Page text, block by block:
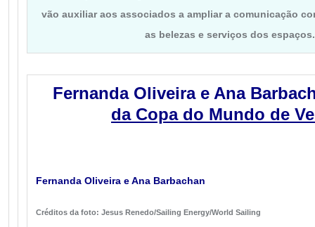
vão auxiliar aos associados a ampliar a comunicação
as belezas e serviços dos
Fernanda Oliveira e Ana
da Copa do Mundo de
Fernanda Oliveira e Ana Barbachan
Créditos da foto: Jesus Renedo/Sailing Energy/World Sailing